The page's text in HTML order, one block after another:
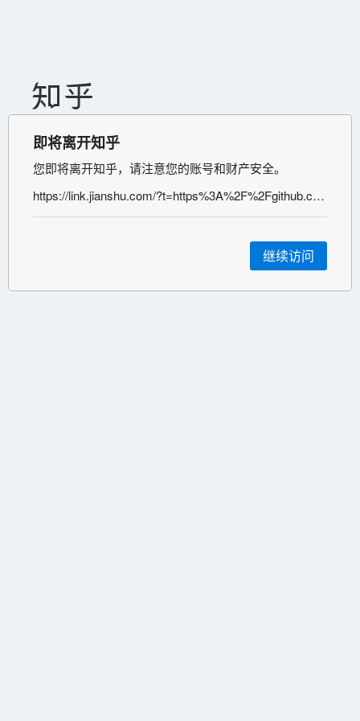
即将离开知乎
您即将离开知乎，请注意您的账号和财产安全。
https://link.jianshu.com/?t=https%3A%2F%2Fgithub.com%2Fgruns%2Ffurl
继续访问